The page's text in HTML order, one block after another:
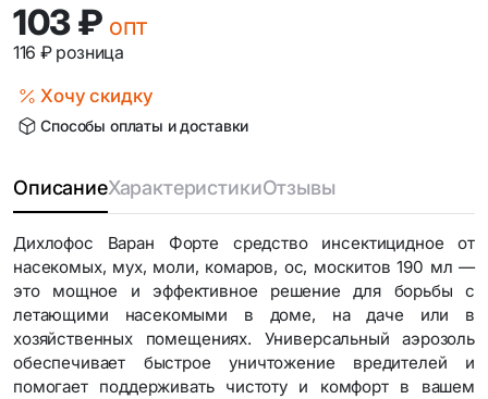
103 ₽ опт
116 ₽ розница
Хочу скидку
Способы оплаты и доставки
ОписаниеХарактеристикиОтзывы
Дихлофос Варан Форте средство инсектицидное от
насекомых, мух, моли, комаров, ос, москитов 190 мл —
это мощное и эффективное решение для борьбы с
летающими насекомыми в доме, на даче или в
хозяйственных помещениях. Универсальный аэрозоль
обеспечивает быстрое уничтожение вредителей и
помогает поддерживать чистоту и комфорт в вашем